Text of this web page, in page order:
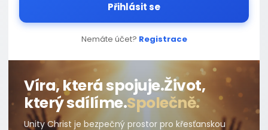
Přihlásit se
Nemáte účet? Registrace
Víra, která spojuje.Život,
který sdílíme.Společně.
Unity Christ je bezpečný prostor pro křesťanskou